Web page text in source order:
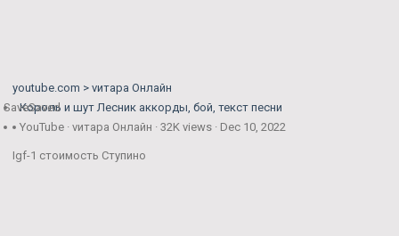
youtube.com > vитара Онлайн
Король и шут Лесник аккорды, бой, текст песни
YouTube · vитара Онлайн · 32K views · Dec 10, 2022
SaveSaved
Igf-1 стоимость Ступино